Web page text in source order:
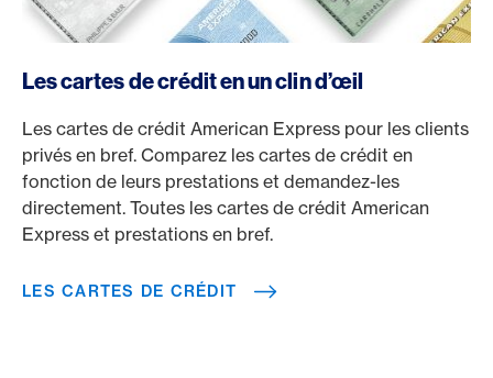
Les cartes de crédit en un clin d’œil
Les cartes de crédit American Express pour les clients
privés en bref. Comparez les cartes de crédit en
fonction de leurs prestations et demandez-les
directement. Toutes les cartes de crédit American
Express et prestations en bref.
LES CARTES DE CRÉDIT